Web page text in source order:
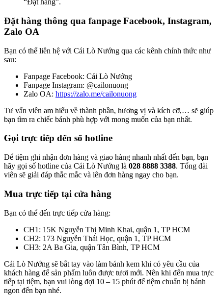
“Đặt hàng”.
Đặt hàng thông qua fanpage Facebook, Instagram,
Zalo OA
Bạn có thể liên hệ với Cái Lò Nướng qua các kênh chính thức như
sau:
Fanpage Facebook: Cái Lò Nướng
Fanpage Instagram: @cailonuong
Zalo OA: https://zalo.me/cailonuong
Tư vấn viên am hiểu về thành phần, hương vị và kích cỡ,… sẽ giúp
bạn tìm ra chiếc bánh phù hợp với mong muốn của bạn nhất.
Gọi trực tiếp đến số hotline
Để tiệm ghi nhận đơn hàng và giao hàng nhanh nhất đến bạn, bạn
hãy gọi số hotline của Cái Lò Nướng là 028 8888 3388. Tổng đài
viên sẽ giải đáp thắc mắc và lên đơn hàng ngay cho bạn.
Mua trực tiếp tại cửa hàng
Bạn có thể đến trực tiếp cửa hàng:
CH1: 15K Nguyễn Thị Minh Khai, quận 1, TP HCM
CH2: 173 Nguyễn Thái Học, quận 1, TP HCM
CH3: 2A Ba Gia, quận Tân Bình, TP HCM
Cái Lò Nướng sẽ bắt tay vào làm bánh kem khi có yêu cầu của
khách hàng để sản phẩm luôn được tươi mới. Nên khi đến mua trực
tiếp tại tiệm, bạn vui lòng đợi 10 – 15 phút để tiệm chuẩn bị bánh
ngon đến bạn nhé.